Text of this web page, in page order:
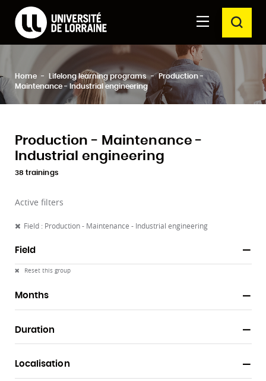
contenu
principal
moteur
de
recherche
Formations Université de Lorraine
Search
Close
Home Lifelong learning programs
Production -
Maintenance - Industrial engineering
Production - Maintenance -
Industrial engineering
38 trainings
Active filters
Field : Production - Maintenance - Industrial engineering
Field
Reset this group
Months
Duration
Localisation